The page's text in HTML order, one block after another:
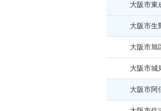
大阪市東
大阪市生
大阪市旭
大阪市城
大阪市阿